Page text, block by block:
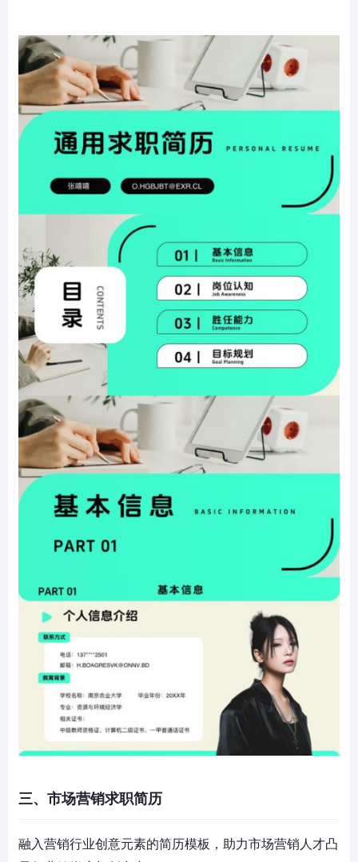
三、市场营销求职简历
融入营销行业创意元素的简历模板，助力市场营销人才凸